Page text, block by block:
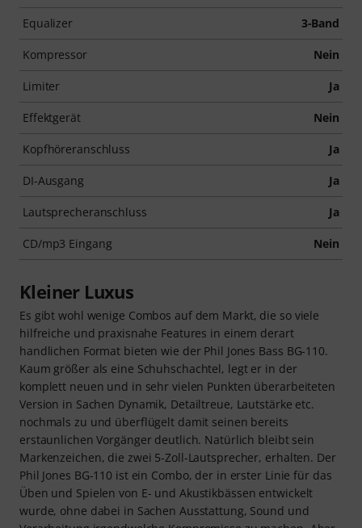
Equalizer 3-Band
Kompressor Nein
Limiter Ja
Effektgerät Nein
Kopfhöreranschluss Ja
DI-Ausgang Ja
Lautsprecheranschluss Ja
CD/mp3 Eingang Nein
Kleiner Luxus
Es gibt wohl wenige Combos auf dem Markt, die so viele
hilfreiche und praxisnahe Features in einem derart
handlichen Format bieten wie der Phil Jones Bass BG-110.
Kaum größer als eine Schuhschachtel, legt er in der
komplett neuen und in sehr vielen Punkten überarbeiteten
Version in Sachen Dynamik, Detailtreue, Lautstärke etc.
nochmals zu und überflügelt damit seinen bereits
erstaunlichen Vorgänger deutlich. Natürlich bleibt sein
Markenzeichen, die zwei 5-Zoll-Lautsprecher, erhalten. Der
Phil Jones BG-110 ist ein Combo, der in erster Linie für das
Üben und Spielen von E- und Akustikbässen entwickelt
wurde, ohne dabei in Sachen Ausstattung, Sound und